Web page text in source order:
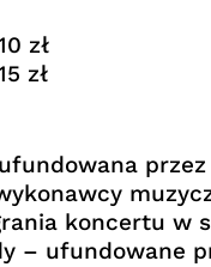
zł
zł
koncertu w
– ufundowane